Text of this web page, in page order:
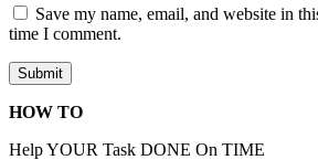
Save my name, email, and website in
time I comment.
HOW TO
Help YOUR Task DONE On TIME